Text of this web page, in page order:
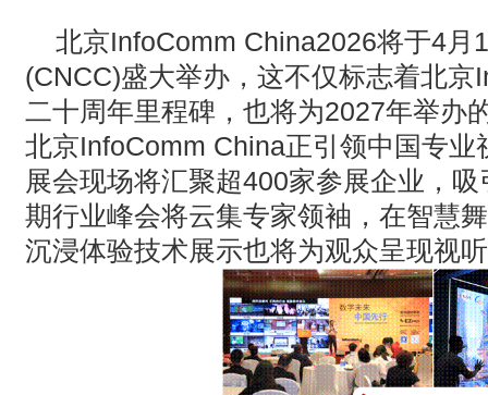
北京InfoComm China2026将于4月
(CNCC)盛大举办，这不仅标志着北
二十周年里程碑，也将为2027年举办
北京InfoComm China正引领中国专
展会现场将汇聚超400家参展企业，
期行业峰会将云集专家领袖，在智慧
沉浸体验技术展示也将为观众呈现视